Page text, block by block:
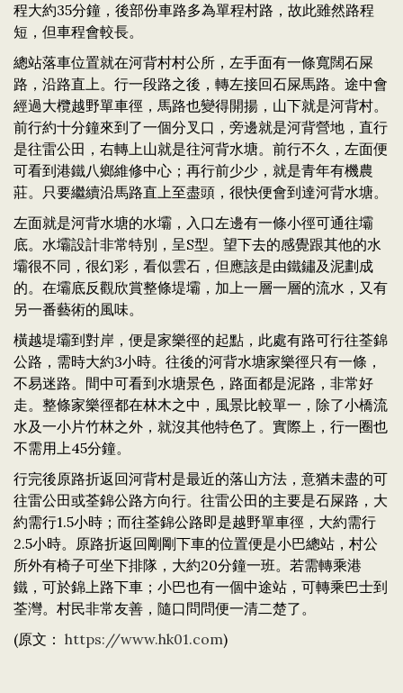
程大約35分鐘，後部份車路多為單程村路，故此雖然路程
短，但車程會較長。
總站落車位置就在河背村村公所，左手面有一條寬闊石屎
路，沿路直上。行一段路之後，轉左接回石屎馬路。途中會
經過大欖越野單車徑，馬路也變得開揚，山下就是河背村。
前行約十分鐘來到了一個分叉口，旁邊就是河背營地，直行
是往雷公田，右轉上山就是往河背水塘。前行不久，左面便
可看到港鐵八鄉維修中心；再行前少少，就是青年有機農
莊。只要繼續沿馬路直上至盡頭，很快便會到達河背水塘。
左面就是河背水塘的水壩，入口左邊有一條小徑可通往壩
底。水壩設計非常特別，呈S型。望下去的感覺跟其他的水
壩很不同，很幻彩，看似雲石，但應該是由鐵鏽及泥劃成
的。在壩底反觀欣賞整條堤壩，加上一層一層的流水，又有
另一番藝術的風味。
橫越堤壩到對岸，便是家樂徑的起點，此處有路可行往荃錦
公路，需時大約3小時。往後的河背水塘家樂徑只有一條，
不易迷路。間中可看到水塘景色，路面都是泥路，非常好
走。整條家樂徑都在林木之中，風景比較單一，除了小橋流
水及一小片竹林之外，就沒其他特色了。實際上，行一圈也
不需用上45分鐘。
行完後原路折返回河背村是最近的落山方法，意猶未盡的可
往雷公田或荃錦公路方向行。往雷公田的主要是石屎路，大
約需行1.5小時；而往荃錦公路即是越野單車徑，大約需行
2.5小時。原路折返回剛剛下車的位置便是小巴總站，村公
所外有椅子可坐下排隊，大約20分鐘一班。若需轉乘港
鐵，可於錦上路下車；小巴也有一個中途站，可轉乘巴士到
荃灣。村民非常友善，隨口問問便一清二楚了。
(原文： https://www.hk01.com)